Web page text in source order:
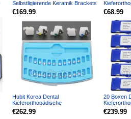
Selbstligierende Keramik Brackets
Roth 0,022 3-4-5 Mit Haken...
€169.99
Bracket
Ha...
€68.99
Hubit Korea Dental
Kieferorthopädische
Selbstligierende Keramik Brackets
Roth 02...
€262.99
20 Boxen
Brackets
022 34...
€239.99